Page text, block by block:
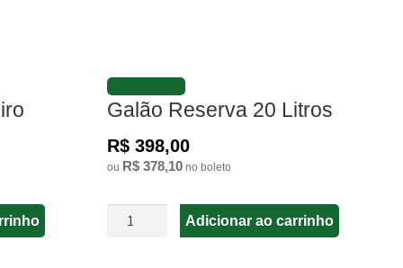
Galão Reserva 20 Litros
R$ 398,00
ou R$ 378,10no boleto
Adicionar ao carrinho